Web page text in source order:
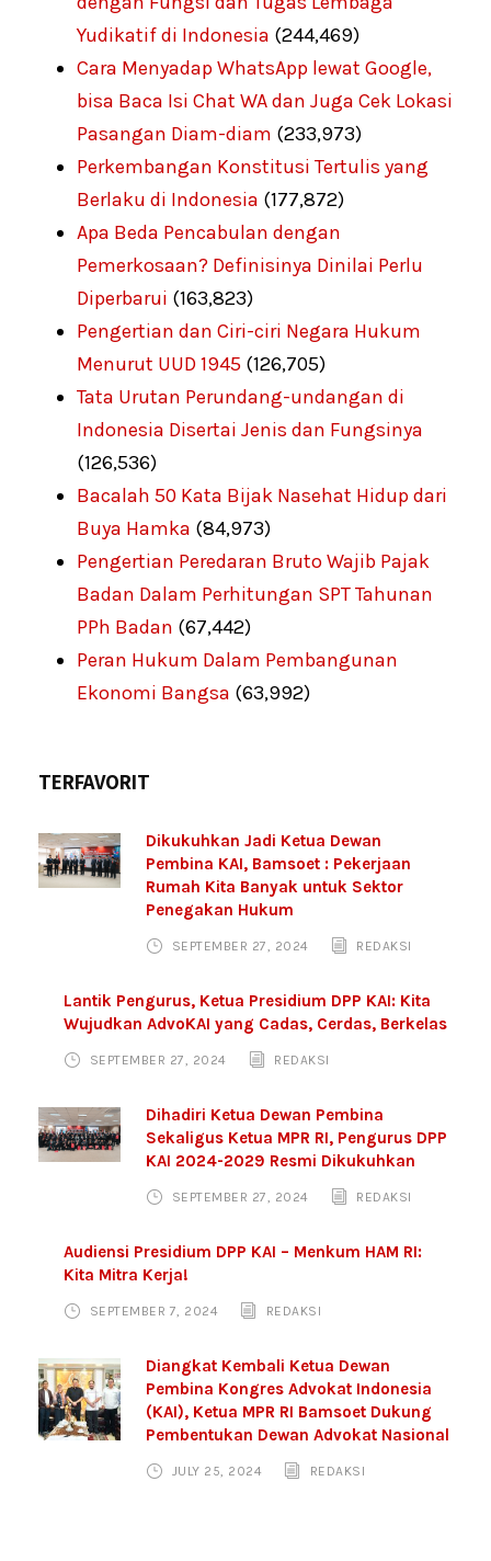
Yudikatif di Indonesia (244,469)
Cara Menyadap WhatsApp lewat Google,
bisa Baca Isi Chat WA dan Juga Cek Lokasi
Pasangan Diam-diam (233,973)
Perkembangan Konstitusi Tertulis yang
Berlaku di Indonesia (177,872)
Apa Beda Pencabulan dengan
Pemerkosaan? Definisinya Dinilai Perlu
Diperbarui (163,823)
Pengertian dan Ciri-ciri Negara Hukum
Menurut UUD 1945 (126,705)
Tata Urutan Perundang-undangan di
Indonesia Disertai Jenis dan Fungsinya
(126,536)
Bacalah 50 Kata Bijak Nasehat Hidup dari
Buya Hamka (84,973)
Pengertian Peredaran Bruto Wajib Pajak
Badan Dalam Perhitungan SPT Tahunan
PPh Badan (67,442)
Peran Hukum Dalam Pembangunan
Ekonomi Bangsa (63,992)
TERFAVORIT
Dikukuhkan Jadi Ketua Dewan
Pembina KAI, Bamsoet : Pekerjaan
Rumah Kita Banyak untuk Sektor
Penegakan Hukum
SEPTEMBER 27, 2024 REDAKSI
Lantik Pengurus, Ketua Presidium DPP KAI: Kita
Wujudkan AdvoKAI yang Cadas, Cerdas, Berkelas
SEPTEMBER 27, 2024 REDAKSI
Dihadiri Ketua Dewan Pembina
Sekaligus Ketua MPR RI, Pengurus DPP
KAI 2024-2029 Resmi Dikukuhkan
SEPTEMBER 27, 2024 REDAKSI
Audiensi Presidium DPP KAI – Menkum HAM RI:
Kita Mitra Kerja!
SEPTEMBER 7, 2024 REDAKSI
Diangkat Kembali Ketua Dewan
Pembina Kongres Advokat Indonesia
(KAI), Ketua MPR RI Bamsoet Dukung
Pembentukan Dewan Advokat Nasional
JULY 25, 2024 REDAKSI